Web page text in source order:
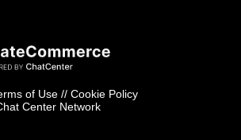
of Use // Cookie Policy
Center Network